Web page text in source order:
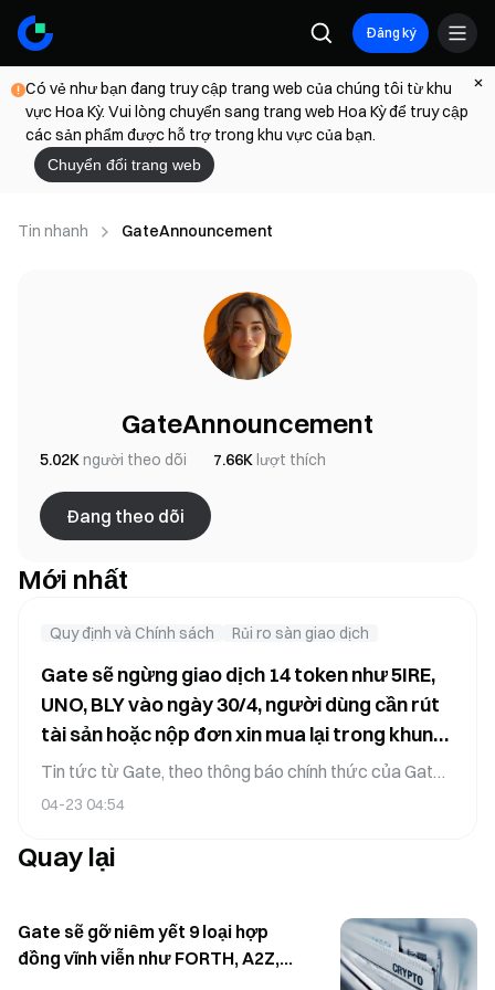
Đăng ký
Có vẻ như bạn đang truy cập trang web của chúng tôi từ khu
vực Hoa Kỳ. Vui lòng chuyển sang trang web Hoa Kỳ để truy cập
các sản phẩm được hỗ trợ trong khu vực của bạn.
Chuyển đổi trang web
Tin nhanh GateAnnouncement
GateAnnouncement
5.02Kngười theo dõi 7.66Klượt thích
Đang theo dõi
Mới nhất
Quy định và Chính sách Rủi ro sàn giao dịch
Gate sẽ ngừng giao dịch 14 token như 5IRE,
UNO, BLY vào ngày 30/4, người dùng cần rút
tài sản hoặc nộp đơn xin mua lại trong khung
thời gian quy định
Tin tức từ Gate, theo thông báo chính thức của Gate
Gate thông báo sẽ ngừng cung cấp dịch vụ giao dịch
BLY, CLEAR, KIMA, TMAI, LOVE, TARA, DIONE,
STARL, MASA, OPUL, MCRT và ROCK, đều tương
vụ nạp tiền của các token này và sẽ đóng việc mở mới
các khoản vay ký quỹ và các khoản vay thế chấp
trước 2026年4月30日11:00(UTC+8), đồng thời tạm
04-23 04:54
Quay lại
Gate sẽ gỡ niêm yết 9 loại hợp
đồng vĩnh viễn như FORTH, A2Z,